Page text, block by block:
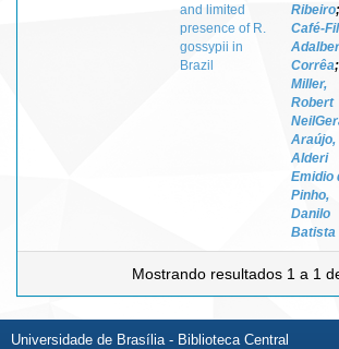
and limited
presence of R.
gossypii in
Brazil
Ribeiro;
Corrêa;
Miller,
Robert
Araújo,
Alderi
Emidio
Pinho,
Danilo
Batista
Mostrando resultados 1 a 1
Universidade de Brasília - Biblioteca Central